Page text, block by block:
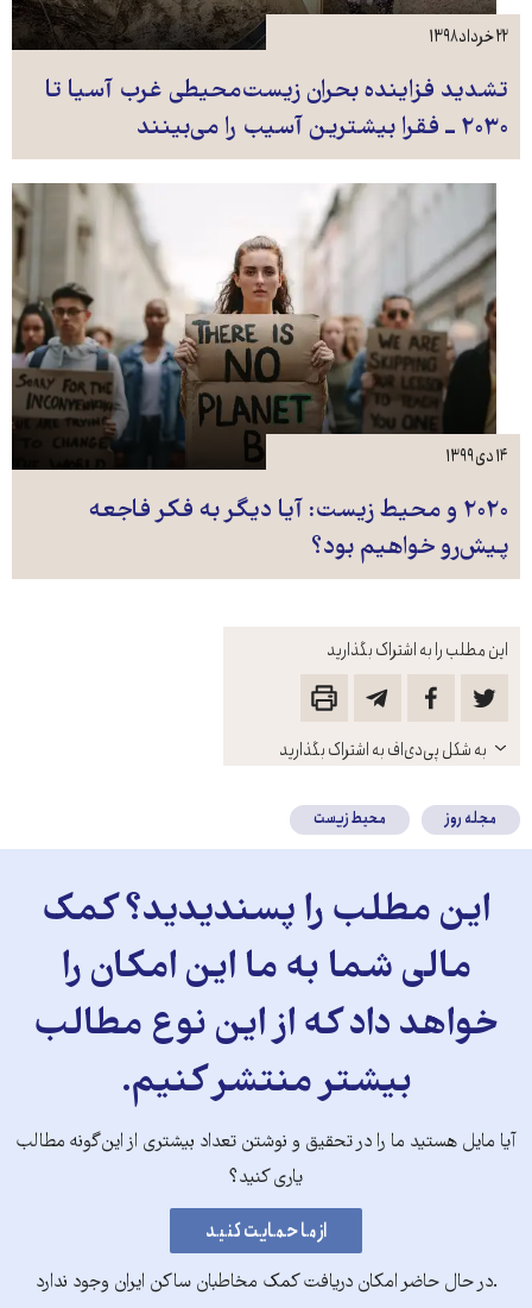
این مطلب را به اشتراک بگذارید
باز
کنید
به شکل پی‌دی‌اف به اشتراک بگذارید
تشدید فزاینده بحران زیست‌محیطی غرب آسیا تا
۲۰۳۰ ــ فقرا بیشترین آسیب را می‌بینند
۲۲ خرداد ۱۳۹۸
۲۰۲۰ و محیط زیست: آیا دیگر به فکر فاجعه
پیش‌رو خواهیم بود؟
۱۴ دی ۱۳۹۹
مجله روز محیط زیست
این مطلب را پسندیدید؟ کمک
مالی شما به ما این امکان را
خواهد داد که از این نوع مطالب
بیشتر منتشر کنیم.
آیا مایل هستید ما را در تحقیق و نوشتن تعداد بیشتری از این‌گونه مطالب
یاری کنید؟
.در حال حاضر امکان دریافت کمک مخاطبان ساکن ایران وجود ندارد